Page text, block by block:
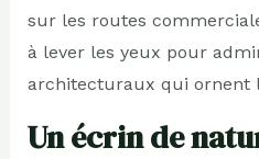
sur les routes
à lever les yeux pour
architecturaux qui ornent
Un écrin de